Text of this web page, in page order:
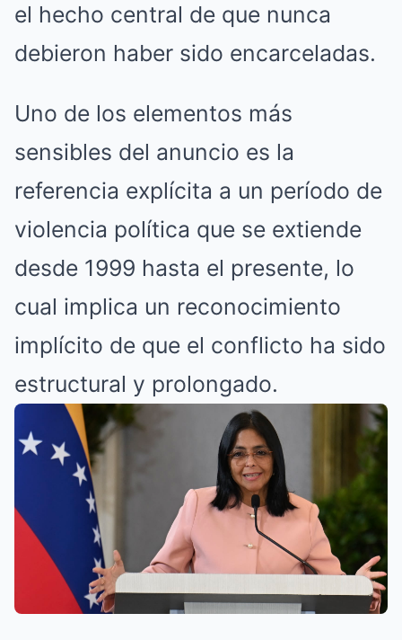
el hecho central de que nunca
debieron haber sido encarceladas.
Uno de los elementos más
sensibles del anuncio es la
referencia explícita a un período de
violencia política que se extiende
desde 1999 hasta el presente, lo
cual implica un reconocimiento
implícito de que el conflicto ha sido
estructural y prolongado.